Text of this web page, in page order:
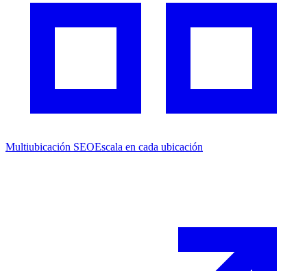
Multiubicación SEOEscala en cada ubicación